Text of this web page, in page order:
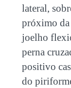
lateral,
próximo da
joelho
perna
positivo
do